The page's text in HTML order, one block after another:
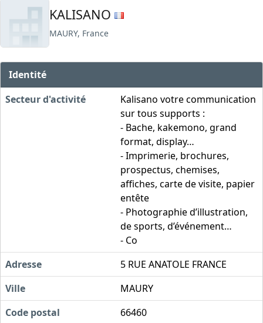
KALISANO
MAURY, France
Identité
Secteur d'activité
Kalisano votre communication
sur tous supports :
- Bache, kakemono, grand
format, display…
- Imprimerie, brochures,
prospectus, chemises,
affiches, carte de visite, papier
entête
- Photographie d’illustration,
de sports, d’événement…
- Co
Adresse
5 RUE ANATOLE FRANCE
Ville
MAURY
Code postal
66460